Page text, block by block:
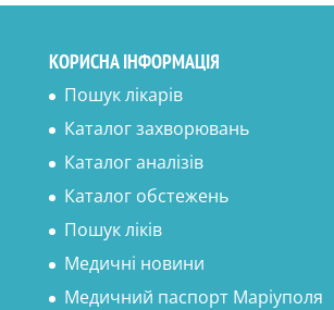
КОРИСНА ІНФОРМАЦІЯ
Пошук лікарів
Каталог захворювань
Каталог аналізів
Каталог обстежень
Пошук ліків
Медичні новини
Медичний паспорт Маріуполя